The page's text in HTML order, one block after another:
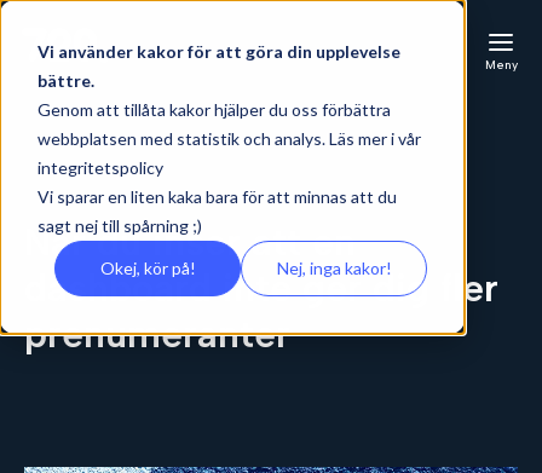
Vi använder kakor för att göra din upplevelse
bättre.
Genom att tillåta kakor hjälper du oss förbättra
webbplatsen med statistik och analys. Läs mer i vår
integritetspolicy
Vi sparar en liten kaka bara för att minnas att du
sagt nej till spårning ;)
Okej, kör på! Nej, inga kakor!
Meny
När du inser att en
dashboard inte ger dig fler
prenumeranter